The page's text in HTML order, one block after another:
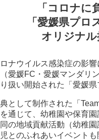
「コロナ
「愛媛県プ
オリジナ
ナウイルス感染症の影
愛媛FC・愛媛マンダリ
扱い開始された「愛媛
として制作された「
通じて、幼稚園や保育
の地域貢献活動（幼稚
とのふれあいイベントも